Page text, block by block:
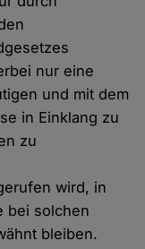
nur eine
und mit dem
in Einklang zu
zu
wird, in
bei solchen
bleiben.